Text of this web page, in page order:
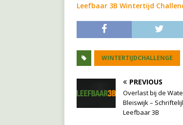
Leefbaar 3B Wintertijd
WINTERTIJDCHALLENGE
PREVIOUS
Overlast bij de
Bleiswijk –
Leefbaar 3B